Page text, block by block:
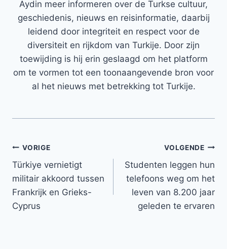
Aydin meer informeren over de Turkse cultuur,
geschiedenis, nieuws en reisinformatie, daarbij
leidend door integriteit en respect voor de
diversiteit en rijkdom van Turkije. Door zijn
toewijding is hij erin geslaagd om het platform
om te vormen tot een toonaangevende bron voor
al het nieuws met betrekking tot Turkije.
Bericht
navigatie
VORIGE
Türkiye vernietigt
militair akkoord tussen
Frankrijk en Grieks-
Cyprus
VOLGENDE
Studenten leggen hun
telefoons weg om het
leven van 8.200 jaar
geleden te ervaren